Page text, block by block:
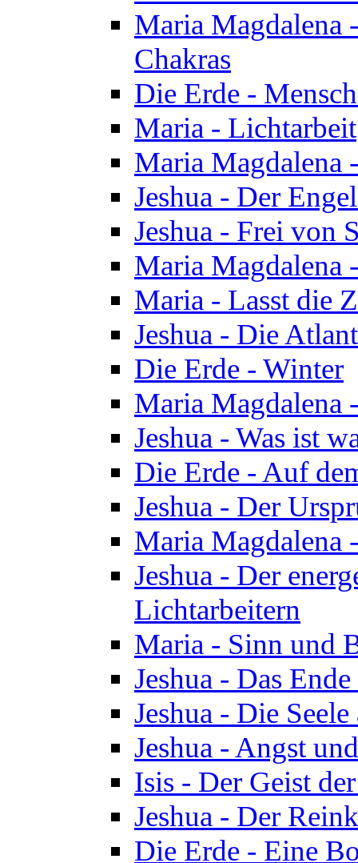
Maria Magdalena
Chakras
Die Erde -
Maria - Lichtarbeit
Maria Magdalena
Jeshua - Der
Jeshua - Frei von
Maria Magdalena
Maria - Lasst die
Jeshua - Die
Die Erde - Winter
Maria Magdalena
Jeshua - Was ist
Die Erde - Auf
Jeshua - Der
Maria Magdalena
Jeshua - Der
Lichtarbeitern
Maria - Sinn und
Jeshua - Das
Jeshua - Die
Jeshua - Angst
Isis - Der Geist
Jeshua - Der
Die Erde - Eine